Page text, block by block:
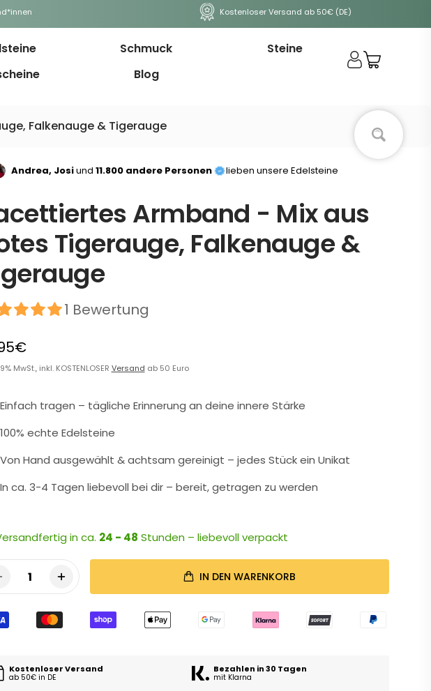
Kostenloser Versand ab 50€ (DE)
Schmuck
Steine
Blog
Falkenauge & Tigerauge
Andrea, Josiund 11.800 andere Personen lieben unsere Edelsteine
Armband - Mix aus
Tigerauge, Falkenauge &
1 Bewertung
MwSt., inkl. KOSTENLOSER Versand ab 50 Euro
Einfach tragen – tägliche Erinnerung an deine innere Stärke
100% echte Edelsteine
Von Hand ausgewählt & achtsam gereinigt – jedes Stück ein Unikat
In ca. 3-4 Tagen liebevoll bei dir – bereit, getragen zu werden
in ca. 24 - 48 Stunden – liebevoll verpackt
1 IN DEN WARENKORB
Kostenloser Versand
ab 50€ in DE
Bezahlen in 30 Tagen
mit Klarna